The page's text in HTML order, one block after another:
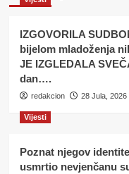
IZGOVORILA
bijelom mladoženja
JE IZGLEDALA
dan….
redakcion 28 Jula, 2026
Vijesti
Poznat njegov
usmrtio nevjenčanu